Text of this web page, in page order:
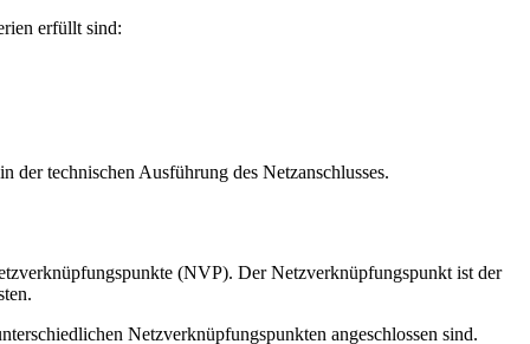
erfüllt sind:
technischen Ausführung des Netzanschlusses.
(NVP). Der Netzverknüpfungspunkt ist der
Netzverknüpfungspunkten angeschlossen sind.